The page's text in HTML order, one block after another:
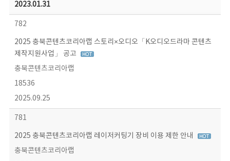
2023.01.31
782
2025 충북콘텐츠코리아랩 스토리×오디오「K오디오드라마 콘텐츠
제작지원사업」 공고
충북콘텐츠코리아랩
18536
2025.09.25
781
2025 충북콘텐츠코리아랩 레이저커팅기 장비 이용 제한 안내
충북콘텐츠코리아랩